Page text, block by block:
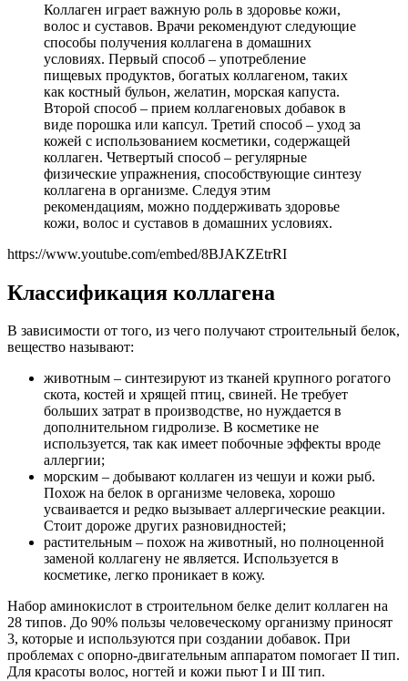
Коллаген играет важную роль в здоровье кожи,
волос и суставов. Врачи рекомендуют следующие
способы получения коллагена в домашних
условиях. Первый способ – употребление
пищевых продуктов, богатых коллагеном, таких
как костный бульон, желатин, морская капуста.
Второй способ – прием коллагеновых добавок в
виде порошка или капсул. Третий способ – уход за
кожей с использованием косметики, содержащей
коллаген. Четвертый способ – регулярные
физические упражнения, способствующие синтезу
коллагена в организме. Следуя этим
рекомендациям, можно поддерживать здоровье
кожи, волос и суставов в домашних условиях.
https://www.youtube.com/embed/8BJAKZEtrRI
Классификация коллагена
В зависимости от того, из чего получают строительный белок,
вещество называют:
животным – синтезируют из тканей крупного рогатого
скота, костей и хрящей птиц, свиней. Не требует
больших затрат в производстве, но нуждается в
дополнительном гидролизе. В косметике не
используется, так как имеет побочные эффекты вроде
аллергии;
морским – добывают коллаген из чешуи и кожи рыб.
Похож на белок в организме человека, хорошо
усваивается и редко вызывает аллергические реакции.
Стоит дороже других разновидностей;
растительным – похож на животный, но полноценной
заменой коллагену не является. Используется в
косметике, легко проникает в кожу.
Набор аминокислот в строительном белке делит коллаген на
28 типов. До 90% пользы человеческому организму приносят
3, которые и используются при создании добавок. При
проблемах с опорно-двигательным аппаратом помогает II тип.
Для красоты волос, ногтей и кожи пьют I и III тип.